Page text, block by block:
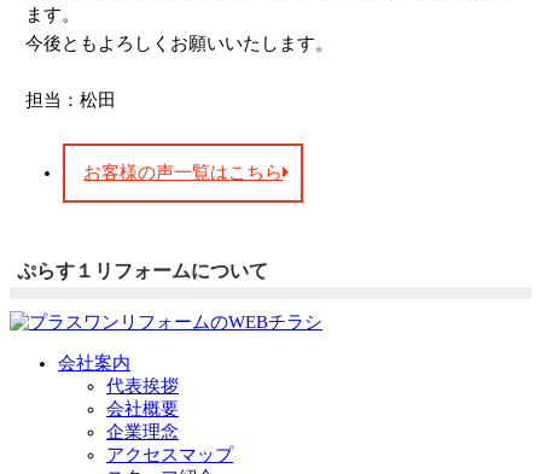
ます。
今後ともよろしくお願いいたします。
担当：松田
お客様の声一覧はこちら
ぷらす１リフォームについて
会社案内
代表挨拶
会社概要
企業理念
アクセスマップ